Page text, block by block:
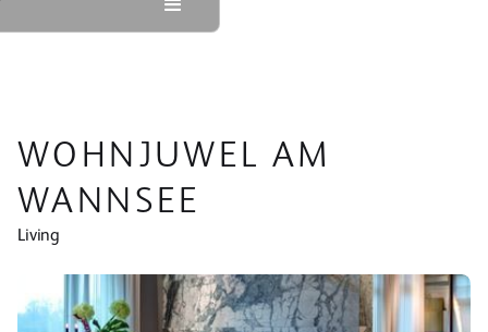
WOHNJUWEL AM
WANNSEE
Living